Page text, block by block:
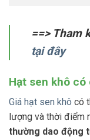
==> Tham
tại đây
Hạt sen khô có
Giá hạt sen khô có
lượng và thời điểm
thường dao động